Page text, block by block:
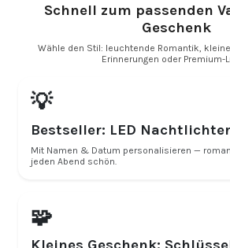
Schnell zum passenden
Geschenk
Wähle den Stil: leuchtende Romantik,
Erinnerungen oder Premium-
💡
Bestseller: LED Nachtlichter
Mit Namen & Datum personalisieren —
jeden Abend schön.
🧩